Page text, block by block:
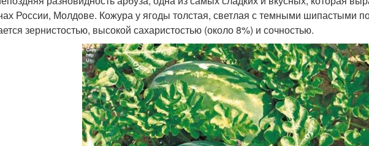
России, Молдове. Кожура у ягоды толстая, светлая с темными шипастыми
зернистостью, высокой сахаристостью (около 8%) и сочностью.